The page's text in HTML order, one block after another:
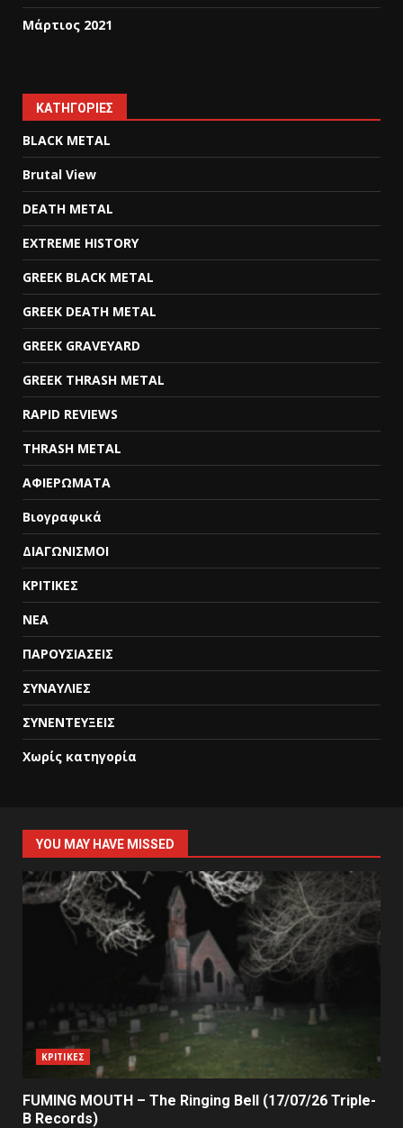
Μάρτιος 2021
KΑΤΗΓΟΡΊΕΣ
BLACK METAL
Brutal View
DEATH METAL
EXTREME HISTORY
GREEK BLACK METAL
GREEK DEATH METAL
GREEK GRAVEYARD
GREEK THRASH METAL
RAPID REVIEWS
THRASH METAL
ΑΦΙΕΡΩΜΑΤΑ
Βιογραφικά
ΔΙΑΓΩΝΙΣΜΟΙ
ΚΡΙΤΙΚΕΣ
ΝΕΑ
ΠΑΡΟΥΣΙΑΣΕΙΣ
ΣΥΝΑΥΛΙΕΣ
ΣΥΝΕΝΤΕΥΞΕΙΣ
Χωρίς κατηγορία
YOU MAY HAVE MISSED
ΚΡΙΤΙΚΕΣ
FUMING MOUTH – The Ringing Bell (17/07/26 Triple-
B Records)